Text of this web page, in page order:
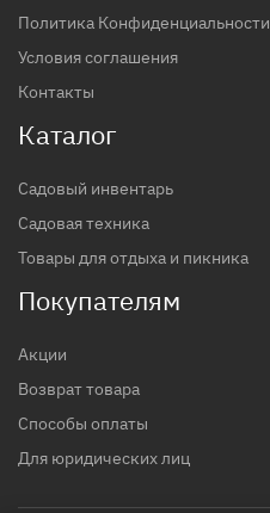
Политика Конфиденциальности
Условия соглашения
Контакты
Каталог
Садовый инвентарь
Садовая техника
Товары для отдыха и пикника
Покупателям
Акции
Возврат товара
Способы оплаты
Для юридических лиц